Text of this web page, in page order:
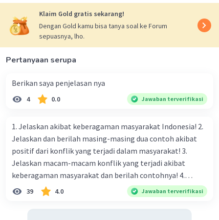
Klaim Gold gratis sekarang!
Dengan Gold kamu bisa tanya soal ke Forum
sepuasnya, lho.
Pertanyaan serupa
Berikan saya penjelasan nya
4 0.0 Jawaban terverifikasi
1. Jelaskan akibat keberagaman masyarakat Indonesia! 2.
Jelaskan dan berilah masing-masing dua contoh akibat
positif dari konflik yang terjadi dalam masyarakat! 3.
Jelaskan macam-macam konflik yang terjadi akibat
keberagaman masyarakat dan berilah contohnya! 4.
Mengapa dalam masyarakat yang memiliki keberagaman
39 4.0 Jawaban terverifikasi